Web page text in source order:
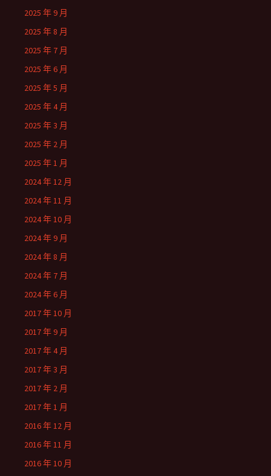
2025 年 9 月
2025 年 8 月
2025 年 7 月
2025 年 6 月
2025 年 5 月
2025 年 4 月
2025 年 3 月
2025 年 2 月
2025 年 1 月
2024 年 12 月
2024 年 11 月
2024 年 10 月
2024 年 9 月
2024 年 8 月
2024 年 7 月
2024 年 6 月
2017 年 10 月
2017 年 9 月
2017 年 4 月
2017 年 3 月
2017 年 2 月
2017 年 1 月
2016 年 12 月
2016 年 11 月
2016 年 10 月